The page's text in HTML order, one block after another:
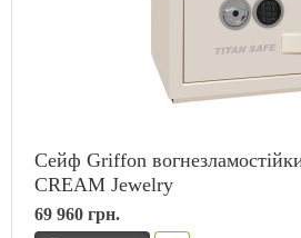
Сейф Griffon
CREAM Jewelry
69 960 грн.